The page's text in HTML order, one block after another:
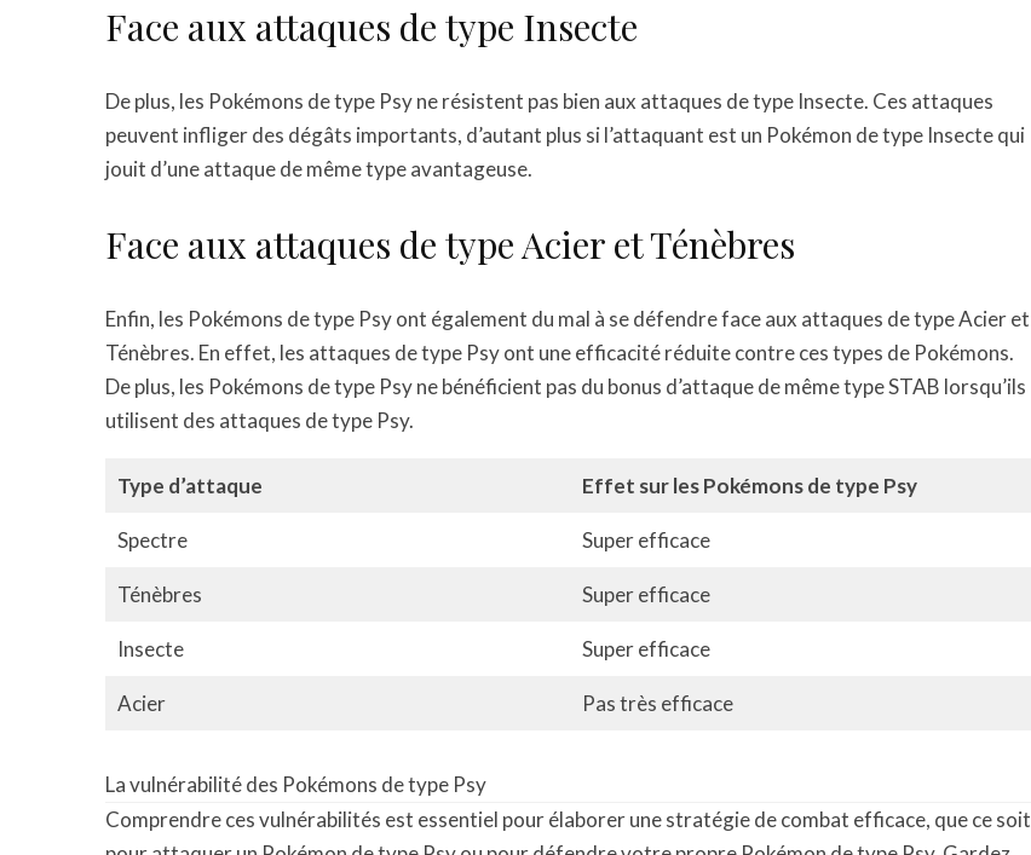
Face aux attaques de type Insecte
De plus, les Pokémons de type Psy ne résistent pas bien aux attaques de type Insecte. Ces attaques
peuvent infliger des dégâts importants, d’autant plus si l’attaquant est un Pokémon de type Insecte qui
jouit d’une attaque de même type avantageuse.
Face aux attaques de type Acier et Ténèbres
Enfin, les Pokémons de type Psy ont également du mal à se défendre face aux attaques de type Acier et
Ténèbres. En effet, les attaques de type Psy ont une efficacité réduite contre ces types de Pokémons.
De plus, les Pokémons de type Psy ne bénéficient pas du bonus d’attaque de même type STAB lorsqu’ils
utilisent des attaques de type Psy.
Type d’attaque Effet sur les Pokémons de type Psy
Spectre Super efficace
Ténèbres Super efficace
Insecte Super efficace
Acier Pas très efficace
La vulnérabilité des Pokémons de type Psy
Comprendre ces vulnérabilités est essentiel pour élaborer une stratégie de combat efficace, que ce soit